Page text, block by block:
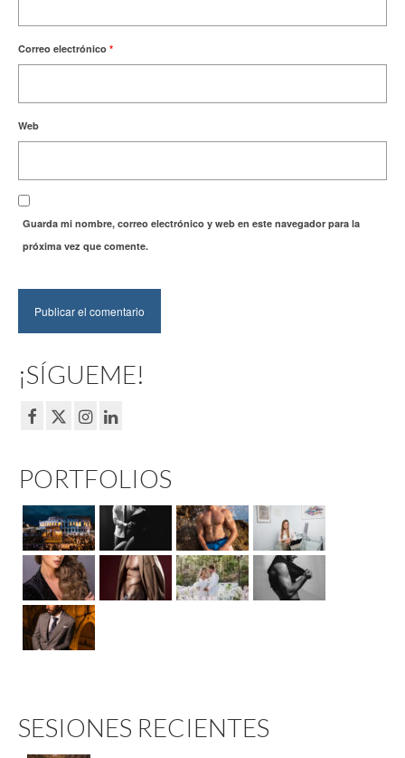
Correo electrónico *
Web
Guarda mi nombre, correo electrónico y web en este navegador para la
próxima vez que comente.
¡SÍGUEME!
PORTFOLIOS
SESIONES RECIENTES